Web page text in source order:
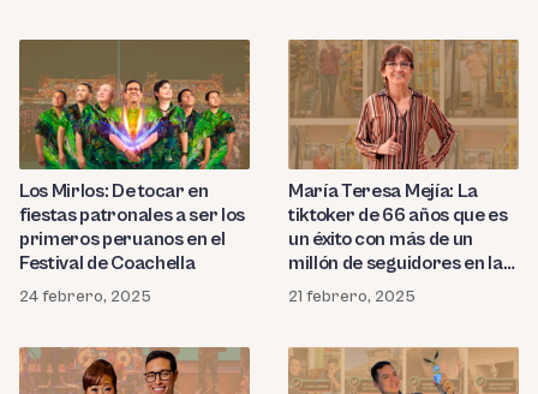
Los Mirlos: De tocar en
fiestas patronales a ser los
primeros peruanos en el
Festival de Coachella
24 febrero, 2025
María Teresa Mejía: La
tiktoker de 66 años que es
un éxito con más de un
millón de seguidores en la
plataforma
21 febrero, 2025